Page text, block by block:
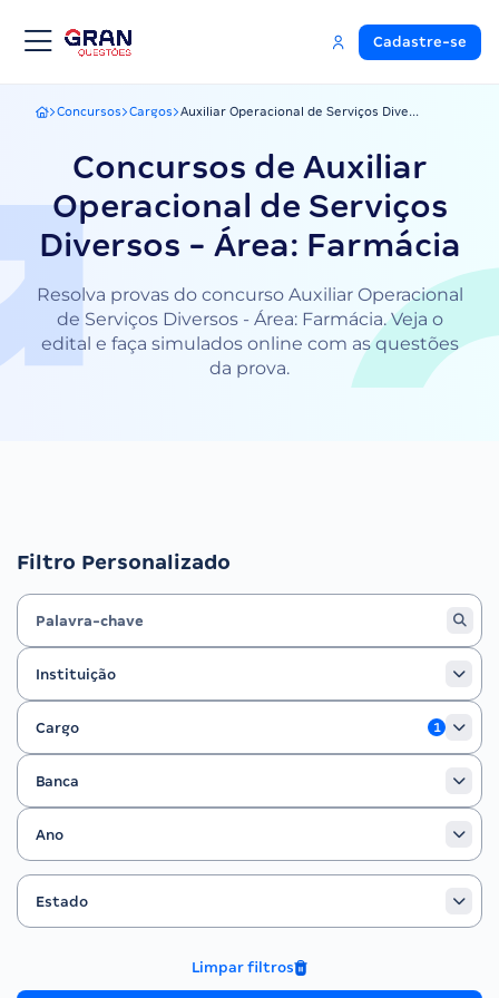
Cadastre-se
Gran Questões
Concursos Cargos Auxiliar Operacional de Serviços Dive...
Concursos de Auxiliar
Operacional de Serviços
Diversos - Área: Farmácia
Resolva provas do concurso Auxiliar Operacional
de Serviços Diversos - Área: Farmácia. Veja o
edital e faça simulados online com as questões
da prova.
Filtro Personalizado
Instituição
Instituição
Cargo
Cargo
1
Banca
Banca
Ano
Ano
Filtrar por Estado
Estado
Estado
Limpar filtros